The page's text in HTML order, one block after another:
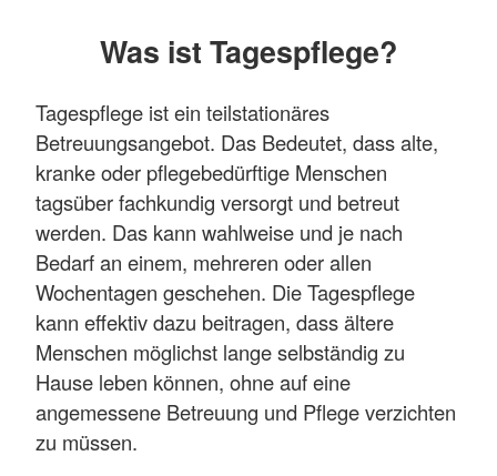
Was ist Tagespflege?
Tagespflege ist ein teilstationäres
Betreuungsangebot. Das Bedeutet, dass alte,
kranke oder pflegebedürftige Menschen
tagsüber fachkundig versorgt und betreut
werden. Das kann wahlweise und je nach
Bedarf an einem, mehreren oder allen
Wochentagen geschehen. Die Tagespflege
kann effektiv dazu beitragen, dass ältere
Menschen möglichst lange selbständig zu
Hause leben können, ohne auf eine
angemessene Betreuung und Pflege verzichten
zu müssen.